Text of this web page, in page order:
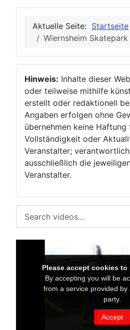
Aktuelle Seite: Startseite
Wiernsheim
Hinweis: Inhalte dieser
oder teilweise mithilfe
erstellt oder redaktionell
Angaben erfolgen ohne
übernehmen keine
Vollständigkeit oder
Veranstalter;
ausschließlich die
Veranstalter.